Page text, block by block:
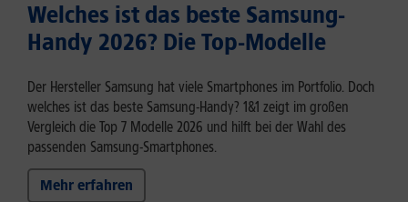
Welches ist das beste Samsung-
Handy 2026? Die Top-Modelle
Der Hersteller Samsung hat viele Smartphones im Portfolio. Doch
welches ist das beste Samsung-Handy? 1&1 zeigt im großen
Vergleich die Top 7 Modelle 2026 und hilft bei der Wahl des
passenden Samsung-Smartphones.
Mehr erfahren